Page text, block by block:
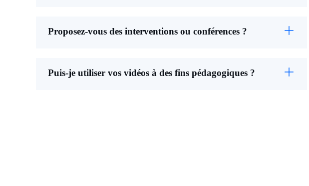
Proposez-vous des interventions ou conférences ?
Puis-je utiliser vos vidéos à des fins pédagogiques ?